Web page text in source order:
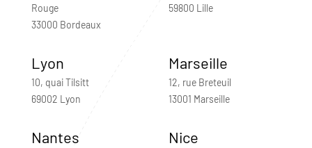
Rouge
33000 Bordeaux
59800 Lille
Lyon
10, quai Tilsitt
69002 Lyon
Marseille
12, rue Breteuil
13001 Marseille
Nantes Nice